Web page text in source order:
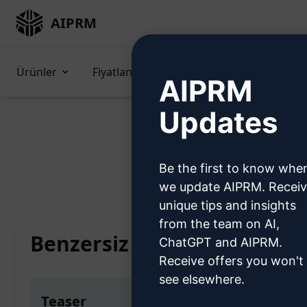
AIPRM
Ürünler Fiyatlandırma
Home / Yapay Zeka İpuçları /
Benzersiz Yazılmış | Phi
Teaser
AIPRM
Updates
Be the first to know
we update AIPRM.
unique tips and insights
from the team on AI,
ChatGPT and AIPRM.
Receive offers you won't
see elsewhere.